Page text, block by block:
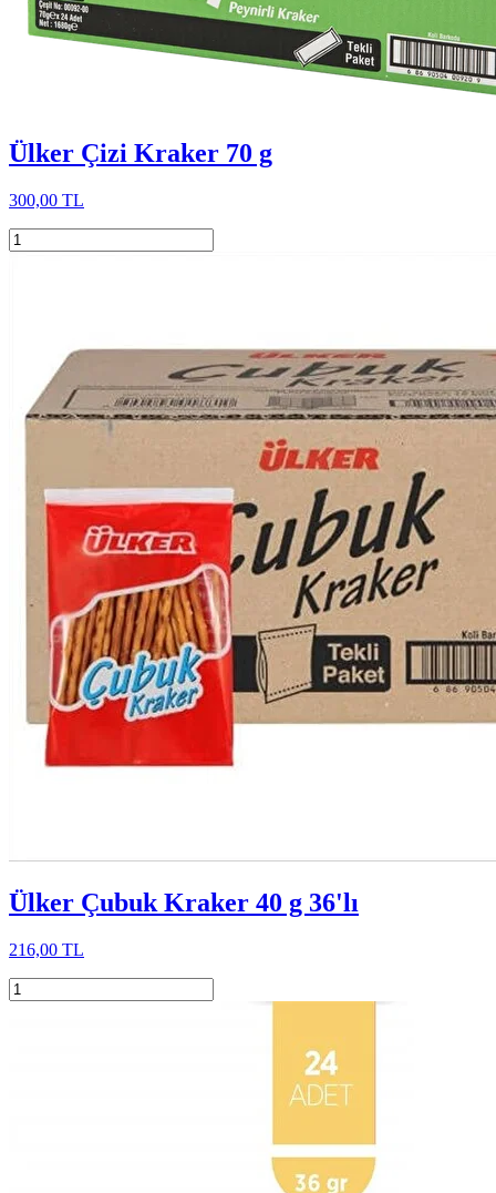
Ülker Çizi Kraker 70 g
300,00 TL
Ülker Çubuk Kraker 40 g 36'lı
216,00 TL